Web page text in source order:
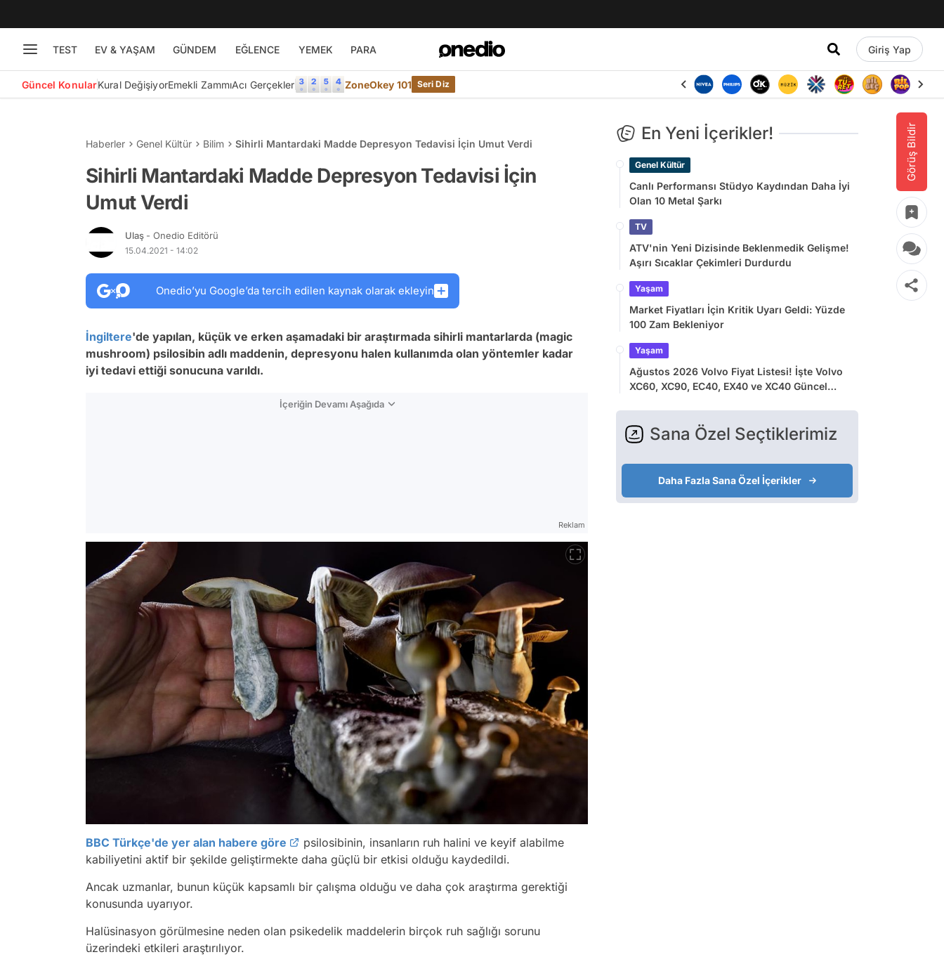
TEST EV & YAŞAM GÜNDEM EĞLENCE YEMEK PARA Giriş Yap
Güncel KonularKural DeğişiyorEmekli ZammıAcı Gerçekler ZoneOkey 101 Seri Diz
Görüş Bildir
Haberler Genel Kültür Bilim Sihirli Mantardaki Madde Depresyon Tedavisi İçin Umut Verdi
Sihirli Mantardaki Madde Depresyon Tedavisi İçin
Umut Verdi
Ulaş - Onedio Editörü
15.04.2021 - 14:02
Onedio’yu Google’da tercih edilen kaynak olarak ekleyin
İngiltere'de yapılan, küçük ve erken aşamadaki bir araştırmada sihirli mantarlarda (magic
mushroom) psilosibin adlı maddenin, depresyonu halen kullanımda olan yöntemler kadar
iyi tedavi ettiği sonucuna varıldı.
İçeriğin Devamı Aşağıda
Reklam
BBC Türkçe'de yer alan habere göre
psilosibinin, insanların ruh halini ve keyif alabilme
kabiliyetini aktif bir şekilde geliştirmekte daha güçlü bir etkisi olduğu kaydedildi.
Ancak uzmanlar, bunun küçük kapsamlı bir çalışma olduğu ve daha çok araştırma gerektiği
konusunda uyarıyor.
Halüsinasyon görülmesine neden olan psikedelik maddelerin birçok ruh sağlığı sorunu
üzerindeki etkileri araştırılıyor.
En Yeni İçerikler!
Genel Kültür
Canlı Performansı Stüdyo Kaydından Daha İyi
Olan 10 Metal Şarkı
TV
ATV'nin Yeni Dizisinde Beklenmedik Gelişme!
Aşırı Sıcaklar Çekimleri Durdurdu
Yaşam
Market Fiyatları İçin Kritik Uyarı Geldi: Yüzde
100 Zam Bekleniyor
Yaşam
Ağustos 2026 Volvo Fiyat Listesi! İşte Volvo
XC60, XC90, EC40, EX40 ve XC40 Güncel
Sana Özel Seçtiklerimiz
Daha Fazla Sana Özel İçerikler